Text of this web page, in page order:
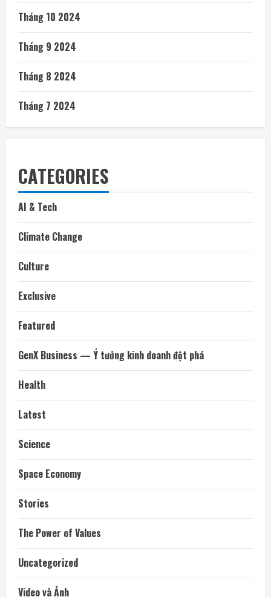
Tháng 10 2024
Tháng 9 2024
Tháng 8 2024
Tháng 7 2024
CATEGORIES
AI & Tech
Climate Change
Culture
Exclusive
Featured
GenX Business — Ý tưởng kinh doanh đột phá
Health
Latest
Science
Space Economy
Stories
The Power of Values
Uncategorized
Video và Ảnh